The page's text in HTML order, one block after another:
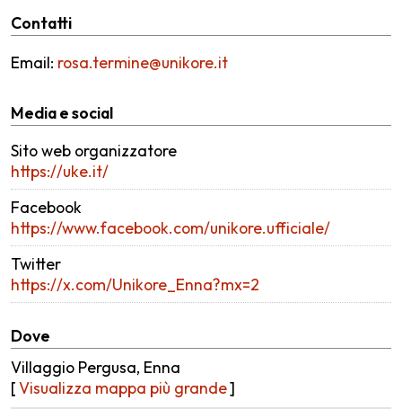
Contatti
Email: rosa.termine@unikore.it
Media e social
Sito web organizzatore
https://uke.it/
Facebook
https://www.facebook.com/unikore.ufficiale/
Twitter
https://x.com/Unikore_Enna?mx=2
Dove
Villaggio Pergusa, Enna
[Visualizza mappa più grande]